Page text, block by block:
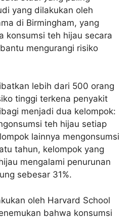
yang dilakukan oleh
di Birmingham, yang
konsumsi teh hijau secara
mengurangi risiko
lebih dari 500 orang
tinggi terkena penyakit
menjadi dua kelompok:
teh hijau setiap
lainnya mengonsumsi
tahun, kelompok yang
mengalami penurunan
sebesar 31%.
oleh Harvard School
bahwa konsumsi